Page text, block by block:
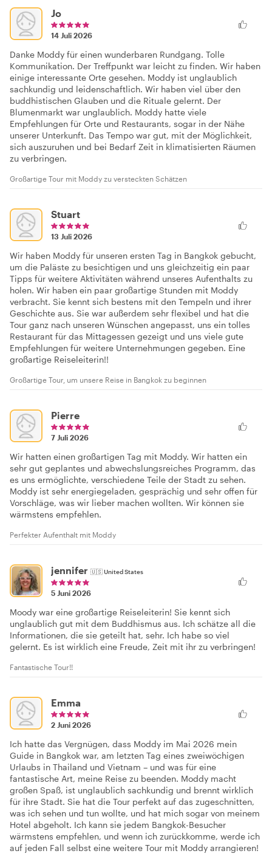
Jo
14 Juli 2026
Danke Moddy für einen wunderbaren Rundgang. Tolle
Kommunikation. Der Treffpunkt war leicht zu finden. Wir haben
einige interessante Orte gesehen. Moddy ist unglaublich
sachkundig und leidenschaftlich. Wir haben viel über den
buddhistischen Glauben und die Rituale gelernt. Der
Blumenmarkt war unglaublich. Moddy hatte viele
Empfehlungen für Orte und Restaurants, sogar in der Nähe
unserer Unterkunft. Das Tempo war gut, mit der Möglichkeit,
sich auszuruhen und bei Bedarf Zeit in klimatisierten Räumen
zu verbringen.
Großartige Tour mit Moddy zu versteckten Schätzen
Stuart
13 Juli 2026
Wir haben Moddy für unseren ersten Tag in Bangkok gebucht,
um die Paläste zu besichtigen und uns gleichzeitig ein paar
Tipps für weitere Aktivitäten während unseres Aufenthalts zu
holen. Wir haben ein paar großartige Stunden mit Moddy
verbracht. Sie kennt sich bestens mit den Tempeln und ihrer
Geschichte aus. Sie war außerdem sehr flexibel und hat die
Tour ganz nach unseren Wünschen angepasst, uns ein tolles
Restaurant für das Mittagessen gezeigt und uns viele gute
Empfehlungen für weitere Unternehmungen gegeben. Eine
großartige Reiseleiterin!!
Großartige Tour, um unsere Reise in Bangkok zu beginnen
Pierre
7 Juli 2026
Wir hatten einen großartigen Tag mit Moddy. Wir hatten ein
sehr gut geplantes und abwechslungsreiches Programm, das
es uns ermöglichte, verschiedene Teile der Stadt zu sehen.
Moddy ist sehr energiegeladen, gesprächig und sehr offen für
Vorschläge, was wir lieber machen wollten. Wir können sie
wärmstens empfehlen.
Perfekter Aufenthalt mit Moddy
jennifer 🇺🇸United States
5 Juni 2026
Moody war eine großartige Reiseleiterin! Sie kennt sich
unglaublich gut mit dem Buddhismus aus. Ich schätze all die
Informationen, die sie geteilt hat, sehr. Ich habe so viel
gelernt. Es ist wirklich eine Freude, Zeit mit ihr zu verbringen!
Fantastische Tour!!
Emma
2 Juni 2026
Ich hatte das Vergnügen, dass Moddy im Mai 2026 mein
Guide in Bangkok war, am letzten Tag eines zweiwöchigen
Urlaubs in Thailand und Vietnam – und was für eine
fantastische Art, meine Reise zu beenden. Moddy macht
großen Spaß, ist unglaublich sachkundig und brennt wirklich
für ihre Stadt. Sie hat die Tour perfekt auf das zugeschnitten,
was ich sehen und tun wollte, und hat mich sogar von meinem
Hotel abgeholt. Ich kann sie jedem Bangkok-Besucher
wärmstens empfehlen, und wenn ich zurückkomme, werde ich
auf jeden Fall selbst eine weitere Tour mit Moddy arrangieren!